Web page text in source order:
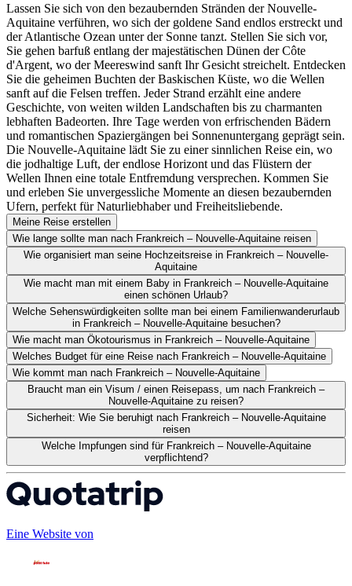
Lassen Sie sich von den bezaubernden Stränden der Nouvelle-
Aquitaine verführen, wo sich der goldene Sand endlos erstreckt und
der Atlantische Ozean unter der Sonne tanzt. Stellen Sie sich vor,
Sie gehen barfuß entlang der majestätischen Dünen der Côte
d'Argent, wo der Meereswind sanft Ihr Gesicht streichelt. Entdecken
Sie die geheimen Buchten der Baskischen Küste, wo die Wellen
sanft auf die Felsen treffen. Jeder Strand erzählt eine andere
Geschichte, von weiten wilden Landschaften bis zu charmanten
lebhaften Badeorten. Ihre Tage werden von erfrischenden Bädern
und romantischen Spaziergängen bei Sonnenuntergang geprägt sein.
Die Nouvelle-Aquitaine lädt Sie zu einer sinnlichen Reise ein, wo
die jodhaltige Luft, der endlose Horizont und das Flüstern der
Wellen Ihnen eine totale Entfremdung versprechen. Kommen Sie
und erleben Sie unvergessliche Momente an diesen bezaubernden
Ufern, perfekt für Naturliebhaber und Freiheitsliebende.
Meine Reise erstellen
Wie lange sollte man nach Frankreich – Nouvelle-Aquitaine reisen
Wie organisiert man seine Hochzeitsreise in Frankreich – Nouvelle-
Aquitaine
Wie macht man mit einem Baby in Frankreich – Nouvelle-Aquitaine
einen schönen Urlaub?
Welche Sehenswürdigkeiten sollte man bei einem Familienwanderurlaub
in Frankreich – Nouvelle-Aquitaine besuchen?
Wie macht man Ökotourismus in Frankreich – Nouvelle-Aquitaine
Welches Budget für eine Reise nach Frankreich – Nouvelle-Aquitaine
Wie kommt man nach Frankreich – Nouvelle-Aquitaine
Braucht man ein Visum / einen Reisepass, um nach Frankreich –
Nouvelle-Aquitaine zu reisen?
Sicherheit: Wie Sie beruhigt nach Frankreich – Nouvelle-Aquitaine
reisen
Welche Impfungen sind für Frankreich – Nouvelle-Aquitaine
verpflichtend?
Eine Website von